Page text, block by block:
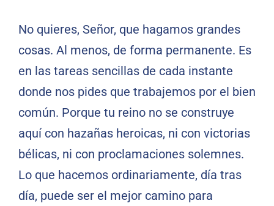
No quieres, Señor, que hagamos grandes
cosas. Al menos, de forma permanente. Es
en las tareas sencillas de cada instante
donde nos pides que trabajemos por el bien
común. Porque tu reino no se construye
aquí con hazañas heroicas, ni con victorias
bélicas, ni con proclamaciones solemnes.
Lo que hacemos ordinariamente, día tras
día, puede ser el mejor camino para